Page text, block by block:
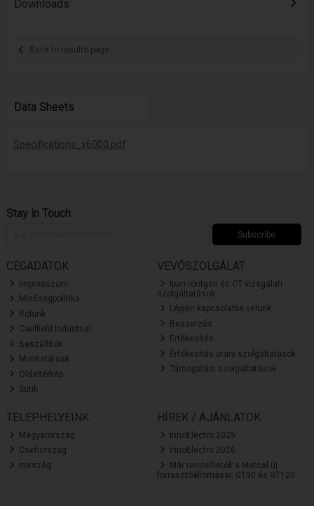
Downloads
Back to results page
Data Sheets
Specifications_x6000.pdf
Stay in Touch
Subscribe
CÉGADATOK
Impresszum
Minőségpolitika
Rólunk
Caulfield Industrial
Beszállítók
Munkatársak
Oldaltérkép
Sütik
VEVŐSZOLGÁLAT
Ipari röntgen és CT vizsgálati
szolgáltatások
Lépjen kapcsolatba velünk
Beszerzés
Értékesítés
Értékesítés utáni szolgáltatások
Támogatási szolgáltatások
TELEPHELYEINK
Magyarország
Csehország
Írország
HÍREK / AJÁNLATOK
InnoElectro 2025
InnoElectro 2026
Már rendelhetők a Metcal új
forrasztóállomásai: GT90 és GT120